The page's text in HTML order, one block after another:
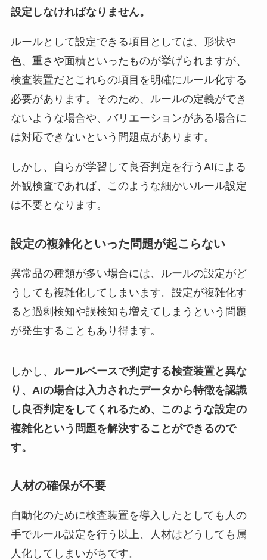
設定しなければなりません。
ルールとして設定できる項目としては、形状や
色、重さや面積といったものが挙げられますが、
検査装置だとこれらの項目を明確にルール化する
必要があります。そのため、ルールの定義ができ
ないような場合や、バリエーションがある場合に
は対応できないという問題点があります。
しかし、自らが学習して良否判定を行うAIによる
外観検査であれば、このような細かいルール設定
は不要となります。
設定の複雑化といった問題が起こらない
異常品の種類が多い場合には、ルールの設定がど
うしても複雑化してしまいます。設定が複雑化す
ると過剰検知や誤検知も増えてしまうという問題
が発生することもあり得ます。
しかし、 ルールベースで判定する検査装置と異な
り、AIの場合は入力されたデータから特徴を認識
し良否判定をしてくれるため、このような設定の
複雑化という問題を解決することができるので
す。
人材の確保が不要
自動化のために検査装置を導入したとしても人の
手でルール設定を行う以上、人材はどうしても属
人化してしまいがちです。